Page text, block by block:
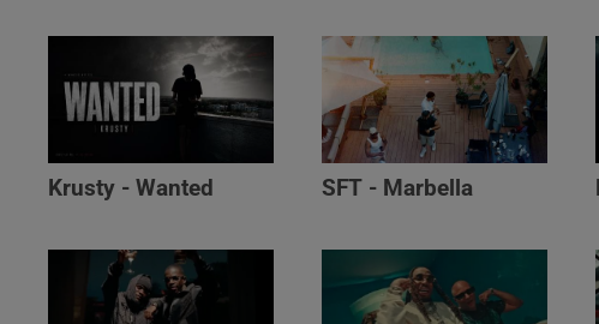
Krusty - Wanted SFT - Marbella